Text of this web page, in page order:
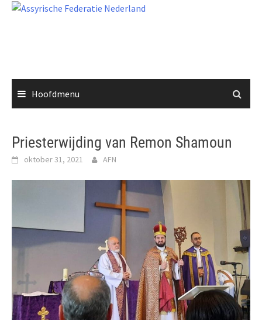
Hoofdmenu
Priesterwijding van Remon Shamoun
oktober 31, 2021 AFN